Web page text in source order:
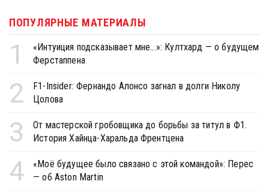
ПОПУЛЯРНЫЕ МАТЕРИАЛЫ
1
«Интуиция подсказывает мне...»: Култхард — о будущем
Ферстаппена
2
F1-Insider: Фернандо Алонсо загнал в долги Николу
Цолова
3
От мастерской гробовщика до борьбы за титул в Ф1.
История Хайнца-Харальда Френтцена
4
«Моё будущее было связано с этой командой»: Перес
— об Aston Martin